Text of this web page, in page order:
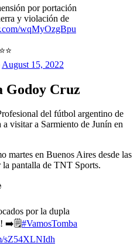
por portación
y violación de
wqMyOzgBpu
August 15, 2022
Godoy Cruz
del fútbol argentino de
visitar a Sarmiento de Junín en
martes en Buenos Aires desde las
la pantalla de TNT Sports.
por la dupla
➡️🗒️#VamosTomba
sZ54XLNIdh